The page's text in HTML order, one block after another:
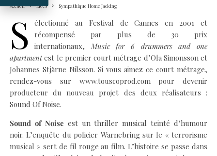
Accueil Idées Sympathique Home Jacking
S
électionné au Festival de Cannes en 2001 et
récompensé par plus de 30 prix
internationaux,Music for 6 drummers and one
apartmentest le premier court métrage d’Ola Simonsson et
Johannes Stjärne Nilsson. Si vous aimez ce court métrage,
rendez-vous sur www.touscoprod.com pour devenir
producteur du nouveau projet des deux réalisateurs :
Sound Of Noise.
Sound of Noise est un thriller musical teinté d’humour
noir. L’enquête du policier Warnebring sur le « terrorisme
musical » sert de fil rouge au film. L’histoire se passe dans